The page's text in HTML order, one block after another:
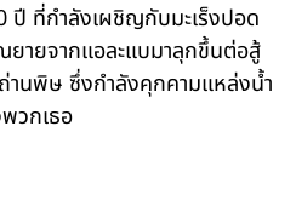
ที่กำลังเผชิญกับมะเร็งปอด
ยายจากแอละแบมาลุกขึ้นต่อสู้
านพิษ ซึ่งกำลังคุกคามแหล่งน้ำ
วกเธอ